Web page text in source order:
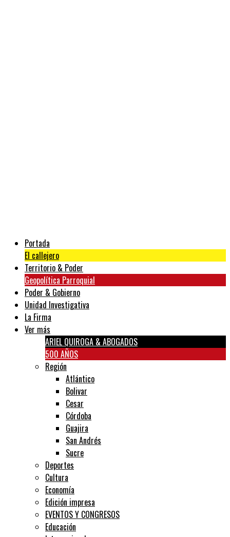
Portada
El callejero
Territorio & Poder
Geopolítica Parroquial
Poder & Gobierno
Unidad Investigativa
La Firma
Ver más
ARIEL QUIROGA & ABOGADOS
500 AÑOS
Región
Atlántico
Bolivar
Cesar
Córdoba
Guajira
San Andrés
Sucre
Deportes
Cultura
Economía
Edición impresa
EVENTOS Y CONGRESOS
Educación